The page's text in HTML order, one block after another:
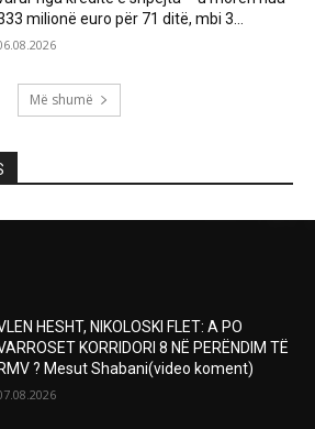
milionë euro për 71 ditë, mbi 3...
Më shumë
HESHT, NIKOLOSKI FLET: A PO
KORRIDORI 8 NË PERËNDIM TË
RMV ? Mesut Shabani(video koment)